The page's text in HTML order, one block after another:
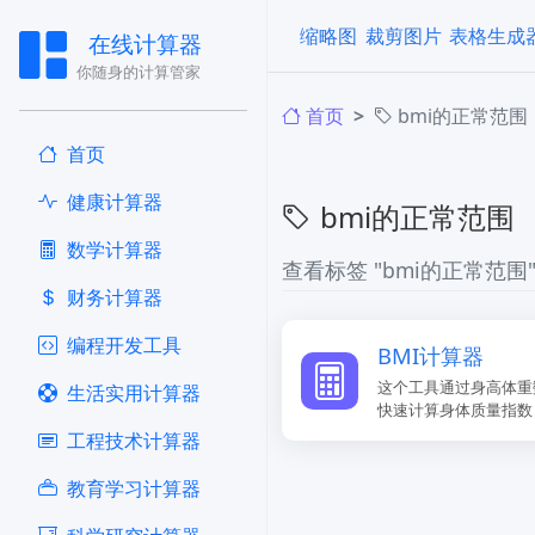
在线计算器
你随身的计算管家
首页
健康计算器
​数学计算器
财务计算器
编程开发工具
生活实用计算器
工程技术计算器
教育学习计算器
缩略图 裁剪图片 表格生成
首页 bmi的正常范围
bmi的正常范围
查看标签 "bmi的正常范围
​BMI计算器
这个工具通过身高体
快速计算身体质量指数